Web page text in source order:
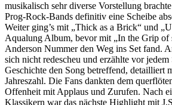
musikalisch sehr diverse Vorstellung
Prog-Rock-Bands definitiv eine Scheibe
Weiter ging’s mit „Thick as a Brick“ und
Aqualung Album, bevor mit „In the Grip of
Anderson Nummer den Weg ins Set fand.
sich nicht redescheu und erzählte vor
Geschichte den Song betreffend, detailliert
Jahreszahl. Die Fans dankten dem
Offenheit mit Applaus und Zurufen. Nach
Klassikern war das nächste Highlight mit